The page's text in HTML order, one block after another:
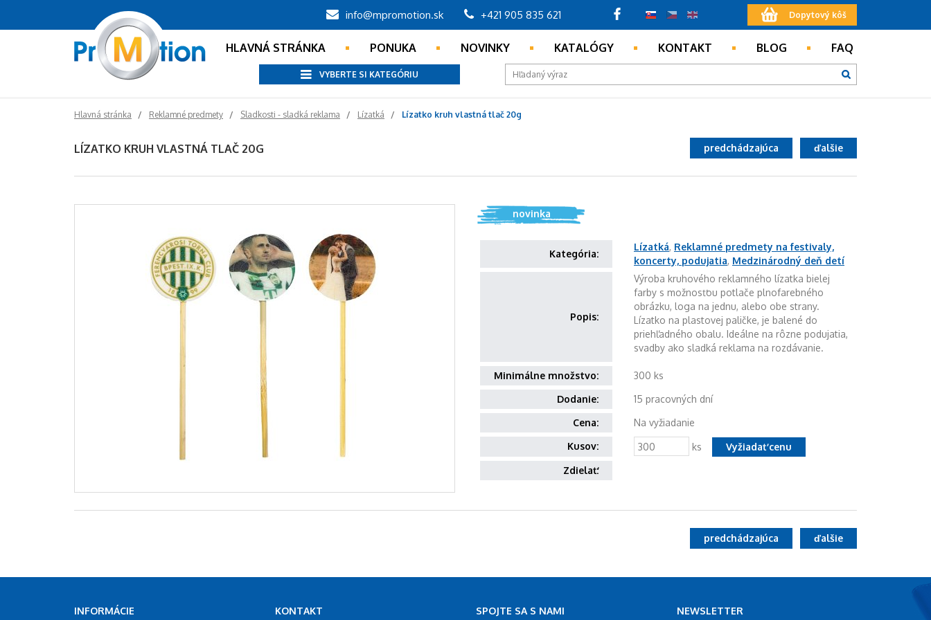
Dopytový kôš
info@mpromotion.sk +421 905 835 621
HLAVNÁ STRÁNKA PONUKA NOVINKY KATALÓGY KONTAKT BLOG FAQ
VYBERTE SI KATEGÓRIU
Hlavná stránka Reklamné predmety Sladkosti - sladká reklama Lízatká Lízatko kruh vlastná tlač 20g
LÍZATKO KRUH VLASTNÁ TLAČ 20G ďalšie
predchádzajúca
novinka
Kategória:
Lízatká, Reklamné predmety na festivaly,
koncerty, podujatia, Medzinárodný deň detí
Popis:
Výroba kruhového reklamného lízatka bielej
farby s možnosťou potlače plnofarebného
obrázku, loga na jednu, alebo obe strany.
Lízatko na plastovej paličke, je balené do
priehľadného obalu. Ideálne na rôzne podujatia,
svadby ako sladká reklama na rozdávanie.
Minimálne množstvo:
300 ks
Dodanie:
15 pracovných dní
Cena:
Na vyžiadanie
Kusov:
ks
Zdielať:
ďalšie
predchádzajúca
INFORMÁCIE KONTAKT SPOJTE SA S NAMI NEWSLETTER